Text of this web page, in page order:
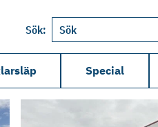
Sök:
Special